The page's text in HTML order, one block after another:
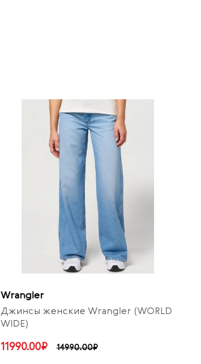
Wrangler
Джинсы женские Wrangler (WORLD
WIDE)
11990.00₽ 14990.00₽